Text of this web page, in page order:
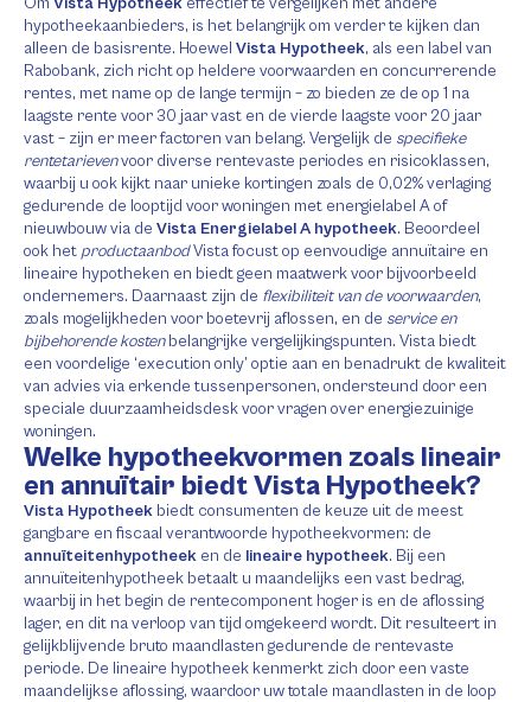
hypotheekaanbieders, is het belangrijk om verder te kijken dan
alleen de basisrente. Hoewel Vista Hypotheek, als een label van
Rabobank, zich richt op heldere voorwaarden en concurrerende
rentes, met name op de lange termijn – zo bieden ze de op 1 na
laagste rente voor 30 jaar vast en de vierde laagste voor 20 jaar
vast – zijn er meer factoren van belang. Vergelijk de specifieke
rentetarievenvoor diverse rentevaste periodes en risicoklassen,
waarbij u ook kijkt naar unieke kortingen zoals de 0,02% verlaging
gedurende de looptijd voor woningen met energielabel A of
nieuwbouw via de Vista Energielabel A hypotheek. Beoordeel
ook het productaanbodVista focust op eenvoudige annuïtaire en
lineaire hypotheken en biedt geen maatwerk voor bijvoorbeeld
ondernemers. Daarnaast zijn de flexibiliteit van de voorwaarden,
zoals mogelijkheden voor boetevrij aflossen, en de service en
bijbehorende kostenbelangrijke vergelijkingspunten. Vista biedt
een voordelige ‘execution only’ optie aan en benadrukt de kwaliteit
van advies via erkende tussenpersonen, ondersteund door een
speciale duurzaamheidsdesk voor vragen over energiezuinige
woningen.
Welke hypotheekvormen zoals lineair
en annuïtair biedt Vista Hypotheek?
Vista Hypotheek biedt consumenten de keuze uit de meest
gangbare en fiscaal verantwoorde hypotheekvormen: de
annuïteitenhypotheek en de lineaire hypotheek. Bij een
annuïteitenhypotheek betaalt u maandelijks een vast bedrag,
waarbij in het begin de rentecomponent hoger is en de aflossing
lager, en dit na verloop van tijd omgekeerd wordt. Dit resulteert in
gelijkblijvende bruto maandlasten gedurende de rentevaste
periode. De lineaire hypotheek kenmerkt zich door een vaste
maandelijkse aflossing, waardoor uw totale maandlasten in de loop